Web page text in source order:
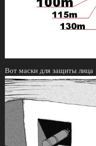
Вот маски для защиты лица